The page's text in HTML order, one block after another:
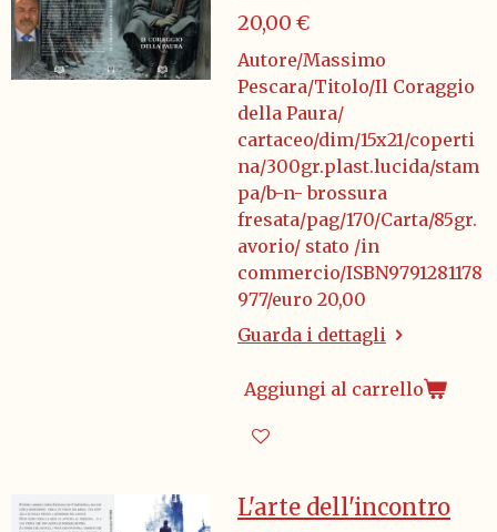
20,00 €
Autore/Massimo
Pescara/Titolo/Il Coraggio
della Paura/
cartaceo/dim/15x21/coperti
na/300gr.plast.lucida/stam
pa/b-n- brossura
fresata/pag/170/Carta/85gr.
avorio/ stato /in
commercio/ISBN9791281178
977/euro 20,00
Guarda i dettagli
Aggiungi al carrello
L'arte dell'incontro